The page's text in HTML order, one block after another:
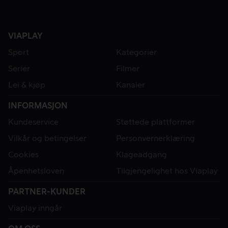
VIAPLAY
Sport
Kategorier
Serier
Filmer
Lei & kjøp
Kanaler
INFORMASJON
Kundeservice
Støttede plattformer
Vilkår og betingelser
Personvernerklæring
Cookies
Klageadgang
Åpenhetsloven
Tilgjengelighet hos Viaplay
PARTNER-KUNDER
Viaplay inngår